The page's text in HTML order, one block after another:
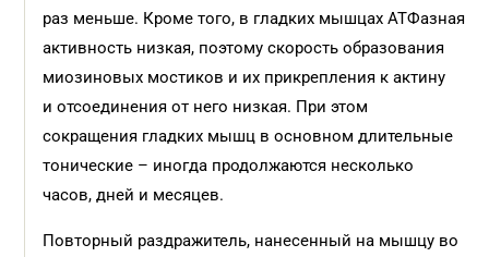
раз меньше. Кроме того, в гладких мышцах АТФазная
активность низкая, поэтому скорость образования
миозиновых мостиков и их прикрепления к актину
и отсоединения от него низкая. При этом
сокращения гладких мышц в основном длительные
тонические – иногда продолжаются несколько
часов, дней и месяцев.
Повторный раздражитель, нанесенный на мышцу во